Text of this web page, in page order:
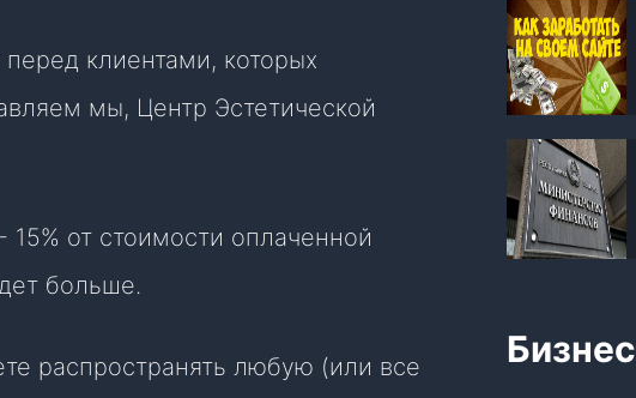
клиентами, которых
мы, Центр Эстетической
от стоимости оплаченной
больше.
распространять любую (или все
Бизнес